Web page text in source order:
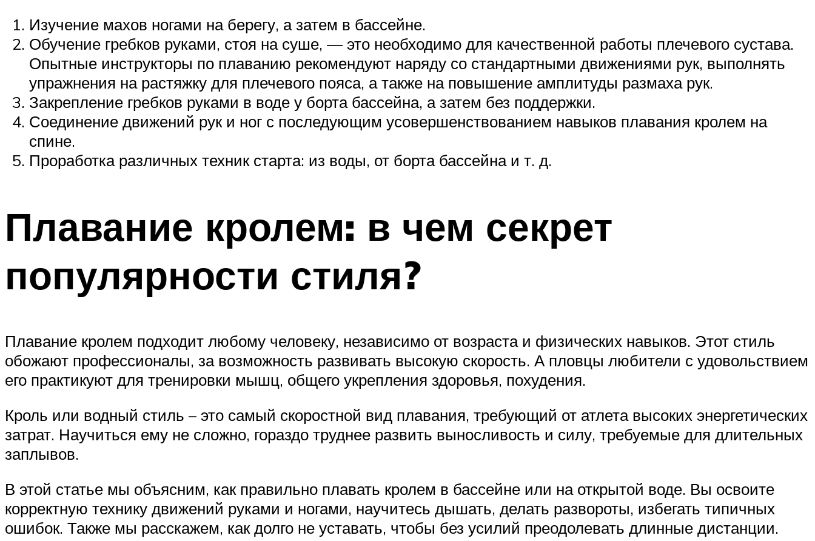
Изучение махов ногами на берегу, а затем в бассейне.
Обучение гребков руками, стоя на суше, — это необходимо для качественной работы плечевого сустава.
Опытные инструкторы по плаванию рекомендуют наряду со стандартными движениями рук, выполнять
упражнения на растяжку для плечевого пояса, а также на повышение амплитуды размаха рук.
Закрепление гребков руками в воде у борта бассейна, а затем без поддержки.
Соединение движений рук и ног с последующим усовершенствованием навыков плавания кролем на
спине.
Проработка различных техник старта: из воды, от борта бассейна и т. д.
Плавание кролем: в чем секрет
популярности стиля?
Плавание кролем подходит любому человеку, независимо от возраста и физических навыков. Этот стиль
обожают профессионалы, за возможность развивать высокую скорость. А пловцы любители с удовольствием
его практикуют для тренировки мышц, общего укрепления здоровья, похудения.
Кроль или водный стиль – это самый скоростной вид плавания, требующий от атлета высоких энергетических
затрат. Научиться ему не сложно, гораздо труднее развить выносливость и силу, требуемые для длительных
заплывов.
В этой статье мы объясним, как правильно плавать кролем в бассейне или на открытой воде. Вы освоите
корректную технику движений руками и ногами, научитесь дышать, делать развороты, избегать типичных
ошибок. Также мы расскажем, как долго не уставать, чтобы без усилий преодолевать длинные дистанции.